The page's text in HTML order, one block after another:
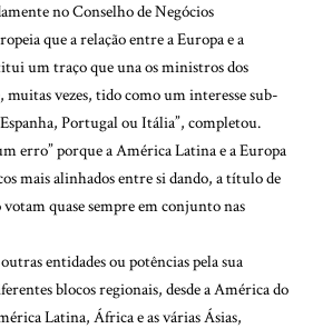
no Conselho de Negócios
que a relação entre a Europa e a
um traço que una os ministros dos
muitas vezes, tido como um interesse sub-
Portugal ou Itália”, completou.
erro” porque a América Latina e a Europa
mais alinhados entre si dando, a título de
quase sempre em conjunto nas
entidades ou potências pela sua
blocos regionais, desde a América do
Latina, África e as várias Ásias,